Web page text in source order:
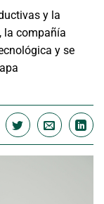
y la
la compañía
y se